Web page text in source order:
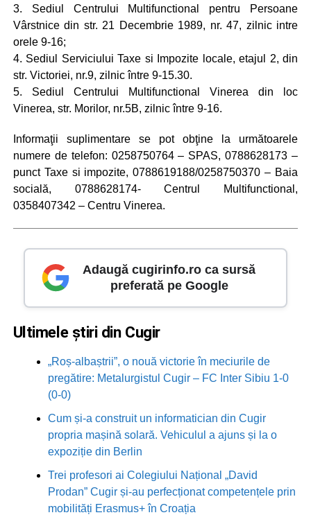
3. Sediul Centrului Multifunctional pentru Persoane
Vârstnice din str. 21 Decembrie 1989, nr. 47, zilnic intre
orele 9-16;
4. Sediul Serviciului Taxe si Impozite locale, etajul 2, din
str. Victoriei, nr.9, zilnic între 9-15.30.
5. Sediul Centrului Multifunctional Vinerea din loc
Vinerea, str. Morilor, nr.5B, zilnic între 9-16.
Informaţii suplimentare se pot obţine la următoarele
numere de telefon: 0258750764 – SPAS, 0788628173 –
punct Taxe si impozite, 0788619188/0258750370 – Baia
socială, 0788628174- Centrul Multifunctional,
0358407342 – Centru Vinerea.
Adaugă cugirinfo.ro ca sursă
preferată pe Google
Ultimele știri din Cugir
„Roș-albaștrii”, o nouă victorie în meciurile de
pregătire: Metalurgistul Cugir – FC Inter Sibiu 1-0
(0-0)
Cum și-a construit un informatician din Cugir
propria mașină solară. Vehiculul a ajuns și la o
expoziție din Berlin
Trei profesori ai Colegiului Național „David
Prodan” Cugir și-au perfecționat competențele prin
mobilități Erasmus+ în Croația